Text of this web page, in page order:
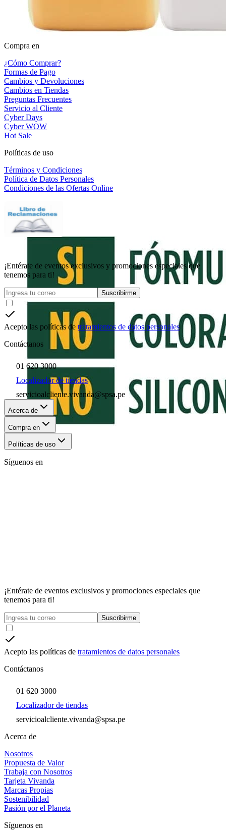
Compra en
¿Cómo Comprar?
Formas de Pago
Cambios y Devoluciones
Cambios en Tiendas
Preguntas Frecuentes
Servicio al Cliente
Cyber Days
Cyber WOW
Hot Sale
Políticas de uso
Términos y Condiciones
Política de Datos Personales
Condiciones de las Ofertas Online
¡Entérate de eventos exclusivos y promociones especiales que
tenemos para ti!
Suscribirme
Acepto las políticas de tratamientos de datos personales
Contáctanos
01 620 3000
Localizador de tiendas
servicioalcliente.vivanda@spsa.pe
Acerca de
Compra en
Políticas de uso
Síguenos en
¡Entérate de eventos exclusivos y promociones especiales que
tenemos para ti!
Suscribirme
Acepto las políticas de tratamientos de datos personales
Contáctanos
01 620 3000
Localizador de tiendas
servicioalcliente.vivanda@spsa.pe
Acerca de
Nosotros
Propuesta de Valor
Trabaja con Nosotros
Tarjeta Vivanda
Marcas Propias
Sostenibilidad
Pasión por el Planeta
Síguenos en